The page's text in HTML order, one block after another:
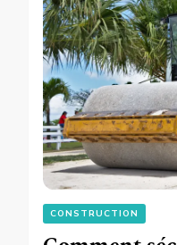
CONSTRUCTION